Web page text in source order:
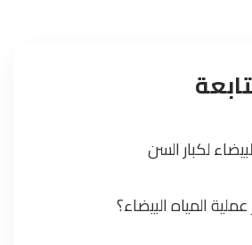
لكبار السن
المياه البيضاء؟